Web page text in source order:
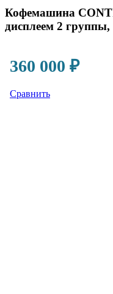
Кофемашина
дисплеем 2
360 000 ₽
Сравнить